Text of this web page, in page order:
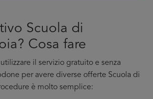
Scuola di
Cosa fare
il servizio gratuito e senza
per avere diverse offerte Scuola di
è molto semplice: